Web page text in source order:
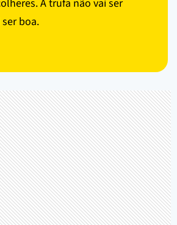
A trufa não vai ser
boa.